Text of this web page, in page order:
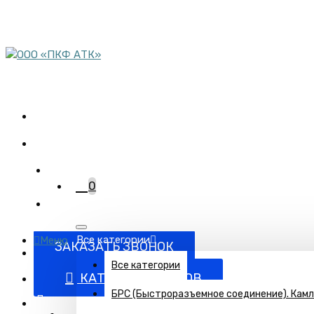
ЗАКАЗАТЬ ЗВОНОК
0
Все категории
Все категории
БРС (Быстроразъемное соединение).
Меню
КАТАЛОГ ТОВАРОВ
Поставка запорно-регулирующей и запорной арматуры